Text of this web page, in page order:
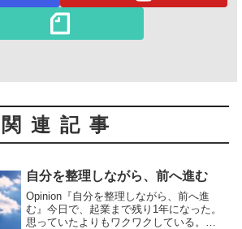
関連記事
自分を整理しながら、前へ進む
Opinion『自分を整理しながら、前へ進
む』今日で、起業まで残り1年になった。
思っていたよりもワクワクしている。過